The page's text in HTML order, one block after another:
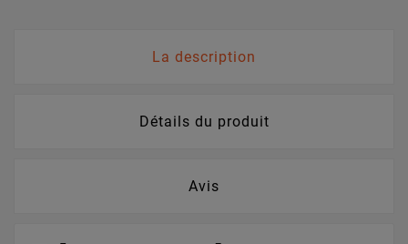
La description
Détails du produit
Avis